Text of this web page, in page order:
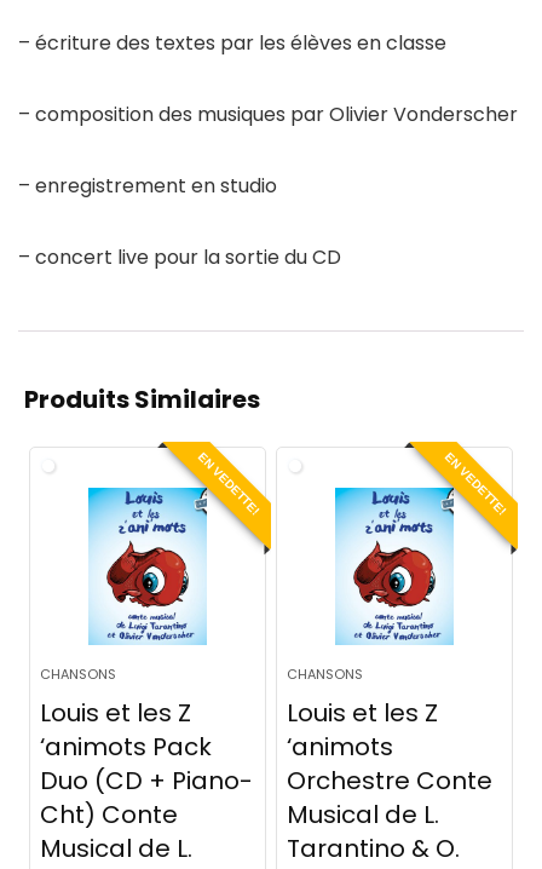
– écriture des textes par les élèves en classe
– composition des musiques par Olivier Vonderscher
– enregistrement en studio
– concert live pour la sortie du CD
Produits Similaires
EN VEDETTE!
CHANSONS
Louis et les Z
‘animots Pack
Duo (CD + Piano-
Cht) Conte
Musical de L.
EN VEDETTE!
CHANSONS
Louis et les Z
‘animots
Orchestre Conte
Musical de L.
Tarantino & O.